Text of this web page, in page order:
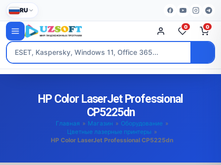
RU
0 0
HP Color LaserJet Professional
CP5225dn
Главная » Магазин » Оборудование »
Цветные лазерные принтеры »
HP Color LaserJet Professional CP5225dn